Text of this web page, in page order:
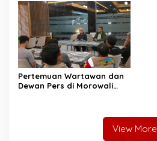
Pertemuan Wartawan dan
Dewan Pers di Morowali
View More